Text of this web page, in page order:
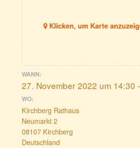
Klicken, um Karte
WANN:
27. November 2022 um 14:30
WO:
Kirchberg Rathaus
Neumarkt 2
08107 Kirchberg
Deutschland